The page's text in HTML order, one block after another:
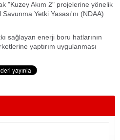
"Kuzey Akım 2" projelerine yönelik
Yetki Yasası'nı (NDAA)
sağlayan enerji boru hatlarının
yaptırım uygulanması